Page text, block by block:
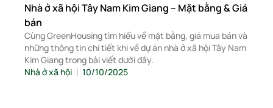
Nhà ở xã hội Tây Nam Kim Giang – Mặt bằng & Giá
bán
Cùng GreenHousing tìm hiểu về mặt bằng, giá mua bán và
những thông tin chi tiết khi về dự án nhà ở xã hội Tây Nam
Kim Giang trong bài viết dưới đây.
Nhà ở xã hội
10/10/2025